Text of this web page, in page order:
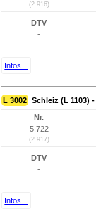
(2.916)
DTV
-
Infos...
L 3002 Schleiz (L 1103)
Nr.
5.722
(2.917)
DTV
-
Infos...